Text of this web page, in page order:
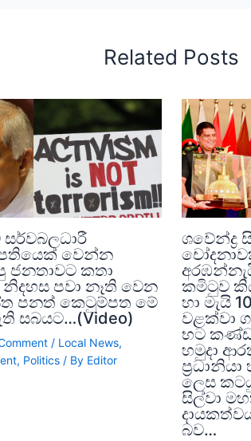
Related Posts
වෙන්න
ජනතාවට කතා
පවා නෑති වෙන
පනත් කෙටුම්පත මේ
සබයට…(Video)
/ Local News,
, Politics / By Editor
ශවේන්ද්‍ර
කමිටුව
හා මැයි
වළක්වා
භට
හමුදා
ප්‍රධානියා
ලෙස
සිල්වා
බව…